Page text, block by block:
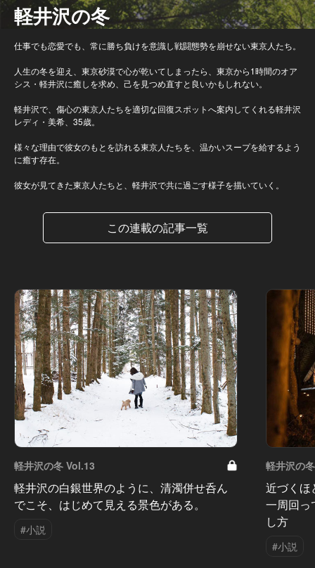
軽井沢の冬
仕事でも恋愛でも、常に勝ち負けを意識し戦闘態勢を崩せない東京人たち。
人生の冬を迎え、東京砂漠で心が乾いてしまったら、東京から1時間のオア
シス・軽井沢に癒しを求め、己を見つめ直すと良いかもしれない。
軽井沢で、傷心の東京人たちを適切な回復スポットへ案内してくれる軽井沢
レディ・美希、35歳。
様々な理由で彼女のもとを訪れる東京人たちを、温かいスープを給するよう
に癒す存在。
彼女が見てきた東京人たちと、軽井沢で共に過ごす様子を描いていく。
この連載の記事一覧
軽井沢の冬 Vol.13
軽井沢の白銀世界のように、清濁併せ呑ん
でこそ、はじめて見える景色がある。
#小説
軽井沢の
近づくほ
一周回っ
し方
#小説